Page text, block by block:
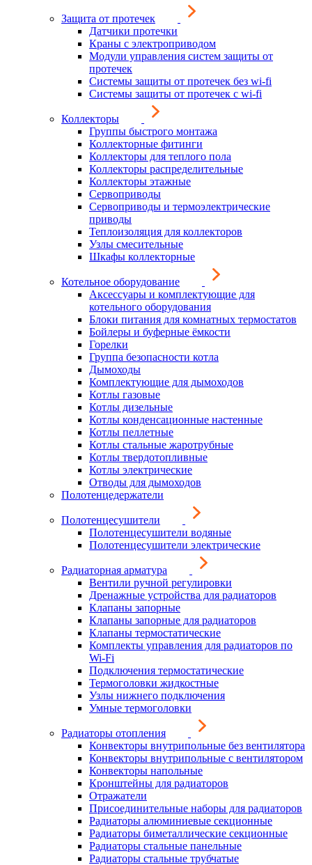
Защита от протечек
Датчики протечки
Краны с электроприводом
Модули управления систем защиты от
протечек
Системы защиты от протечек без wi-fi
Системы защиты от протечек с wi-fi
Коллекторы
Группы быстрого монтажа
Коллекторные фитинги
Коллекторы для теплого пола
Коллекторы распределительные
Коллекторы этажные
Сервоприводы
Сервоприводы и термоэлектрические
приводы
Теплоизоляция для коллекторов
Узлы смесительные
Шкафы коллекторные
Котельное оборудование
Аксессуары и комплектующие для
котельного оборудования
Блоки питания для комнатных термостатов
Бойлеры и буферные ёмкости
Горелки
Группа безопасности котла
Дымоходы
Комплектующие для дымоходов
Котлы газовые
Котлы дизельные
Котлы конденсационные настенные
Котлы пеллетные
Котлы стальные жаротрубные
Котлы твердотопливные
Котлы электрические
Отводы для дымоходов
Полотенцедержатели
Полотенцесушители
Полотенцесушители водяные
Полотенцесушители электрические
Радиаторная арматура
Вентили ручной регулировки
Дренажные устройства для радиаторов
Клапаны запорные
Клапаны запорные для радиаторов
Клапаны термостатические
Комплекты управления для радиаторов по
Wi-Fi
Подключения термостатические
Термоголовки жидкостные
Узлы нижнего подключения
Умные термоголовки
Радиаторы отопления
Конвекторы внутрипольные без вентилятора
Конвекторы внутрипольные с вентилятором
Конвекторы напольные
Кронштейны для радиаторов
Отражатели
Присоединительные наборы для радиаторов
Радиаторы алюминиевые секционные
Радиаторы биметаллические секционные
Радиаторы стальные панельные
Радиаторы стальные трубчатые